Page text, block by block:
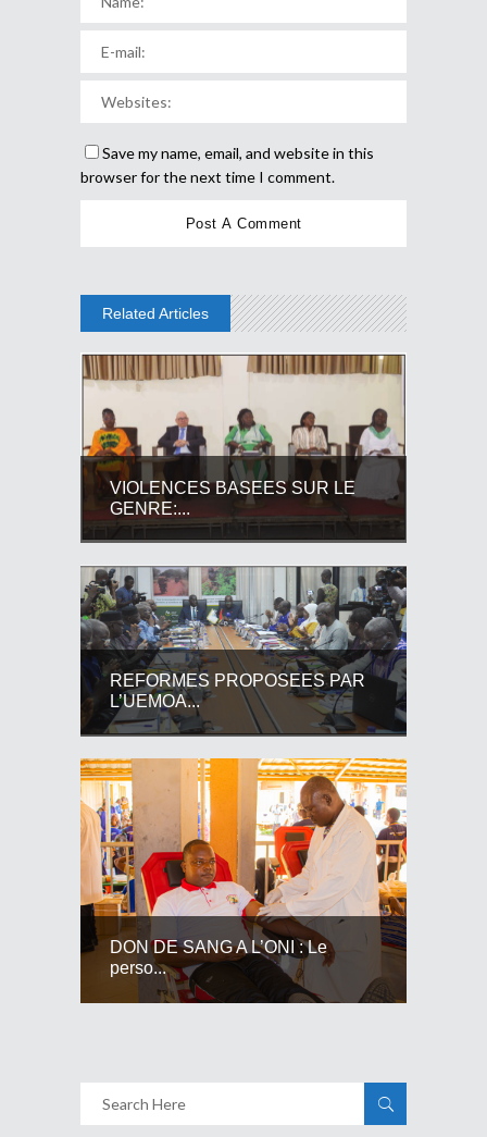
Save my name, email, and website in this
browser for the next time I comment.
Related Articles
VIOLENCES BASEES SUR LE
GENRE:...
REFORMES PROPOSEES PAR
L’UEMOA...
DON DE SANG A L’ONI : Le
perso...